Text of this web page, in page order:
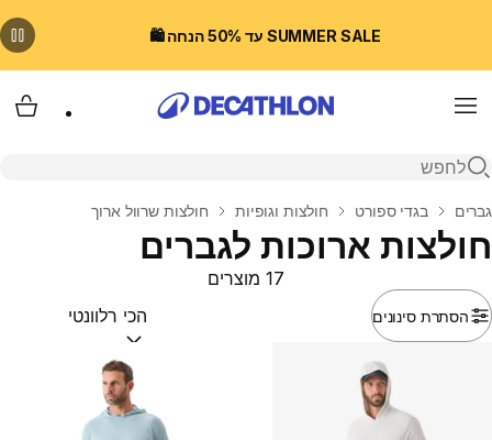
SUMMER SALE עד 50% הנחה 🛍️
Menu
פתיחת חיפוש
בית
גברים בגדי ספורט חולצות וגופיות חולצות שרוול ארוך
חולצות ארוכות לגברים
הסתרת סינונים
17 מוצרים
מיין לפי:(optional)